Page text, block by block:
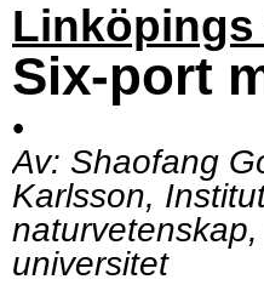
Six-port
•
Av: Shaofang
Karlsson,
universitet